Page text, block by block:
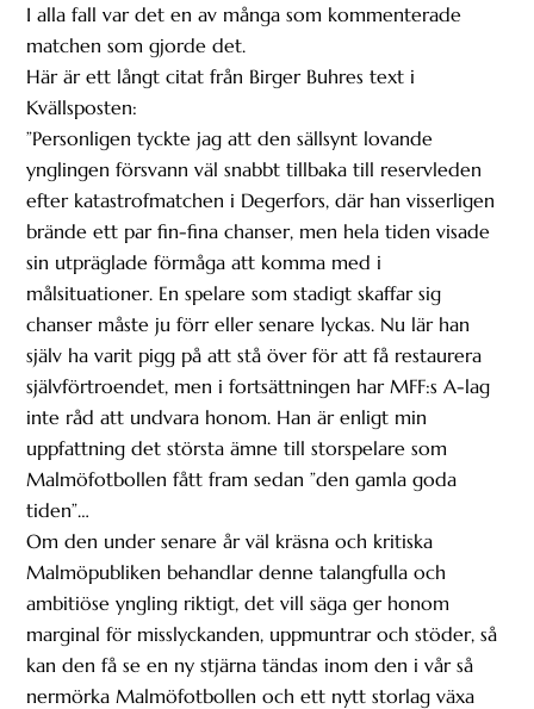
I alla fall var det en av många som kommenterade
matchen som gjorde det.
Här är ett långt citat från Birger Buhres text i
Kvällsposten:
”Personligen tyckte jag att den sällsynt lovande
ynglingen försvann väl snabbt tillbaka till reservleden
efter katastrofmatchen i Degerfors, där han visserligen
brände ett par fin-fina chanser, men hela tiden visade
sin utpräglade förmåga att komma med i
målsituationer. En spelare som stadigt skaffar sig
chanser måste ju förr eller senare lyckas. Nu lär han
själv ha varit pigg på att stå över för att få restaurera
självförtroendet, men i fortsättningen har MFF:s A-lag
inte råd att undvara honom. Han är enligt min
uppfattning det största ämne till storspelare som
Malmöfotbollen fått fram sedan ”den gamla goda
tiden”…
Om den under senare år väl kräsna och kritiska
Malmöpubliken behandlar denne talangfulla och
ambitiöse yngling riktigt, det vill säga ger honom
marginal för misslyckanden, uppmuntrar och stöder, så
kan den få se en ny stjärna tändas inom den i vår så
nermörka Malmöfotbollen och ett nytt storlag växa